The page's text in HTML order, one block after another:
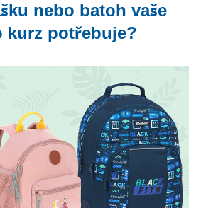
nebo batoh vaše
kurz potřebuje?